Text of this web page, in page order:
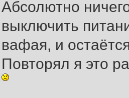
Абсолютно
выключить
вафая, и
Повторял я это